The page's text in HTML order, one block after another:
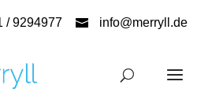
/ 9294977 info@merryll.de